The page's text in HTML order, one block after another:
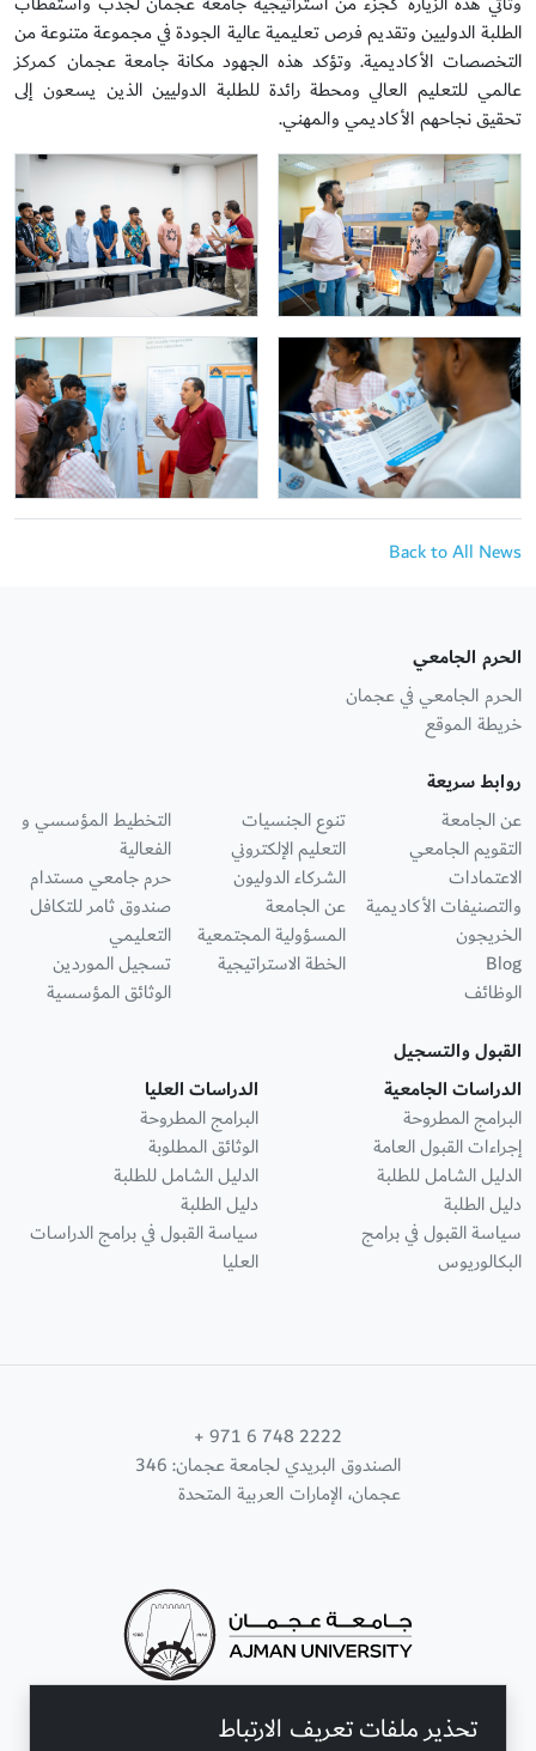
الطلبة الدوليين وتقديم فرص تعليمية عالية الجودة في مجموعة متنوعة من
التخصصات الأكاديمية. وتؤكد هذه الجهود مكانة جامعة عجمان كمركز
عالمي للتعليم العالي ومحطة رائدة للطلبة الدوليين الذين يسعون إلى
تحقيق نجاحهم الأكاديمي والمهني.
Back to All News
تحذير ملفات تعريف الارتباط
الحرم الجامعي
الحرم الجامعي في عجمان
خريطة الموقع
روابط سريعة
عن الجامعة
التقويم الجامعي
الاعتمادات
والتصنيفات الأكاديمية
الخريجون
Blog
الوظائف
تنوع الجنسيات
التعليم الإلكتروني
الشركاء الدوليون
عن الجامعة
المسؤولية المجتمعية
الخطة الاستراتيجية
التخطيط المؤسسي و
الفعالية
حرم جامعي مستدام
صندوق ثامر للتكافل
التعليمي
تسجيل الموردين
الوثائق المؤسسية
القبول والتسجيل
الدراسات الجامعية
البرامج المطروحة
إجراءات القبول العامة
الدليل الشامل للطلبة
دليل الطلبة
سياسة القبول في برامج
البكالوريوس
الدراسات العليا
البرامج المطروحة
الوثائق المطلوبة
الدليل الشامل للطلبة
دليل الطلبة
سياسة القبول في برامج الدراسات
العليا
+ 971 6 748 2222
الصندوق البريدي لجامعة عجمان: 346
عجمان، الإمارات العربية المتحدة